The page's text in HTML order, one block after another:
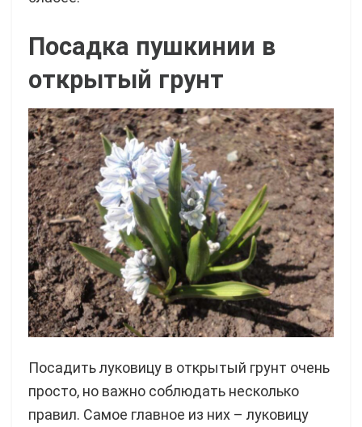
Посадка пушкинии в
открытый грунт
Посадить луковицу в открытый грунт очень
просто, но важно соблюдать несколько
правил. Самое главное из них – луковицу